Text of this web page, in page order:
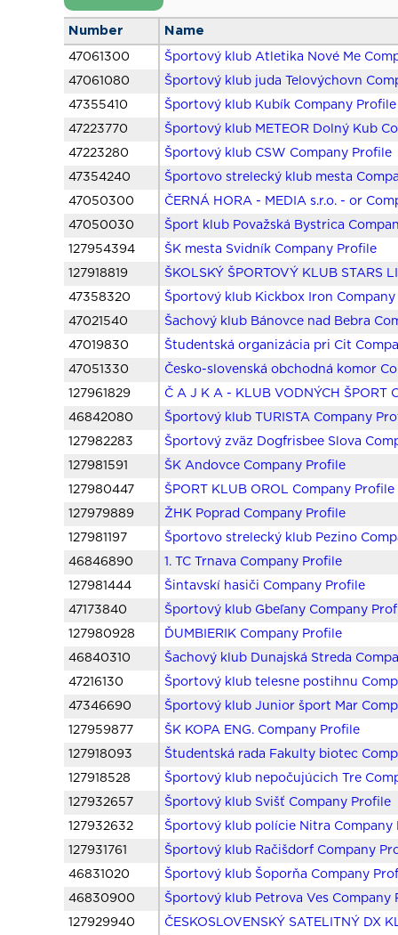
Number Name
47061300
Športový klub Atletika Nové Me
47061080
Športový klub juda Telovýchovn
47355410
Športový klub Kubík Company Profile
47223770
Športový klub METEOR Dolný Kub
47223280
Športový klub CSW Company Profile
47354240
Športovo strelecký klub mesta
47050300
ČERNÁ HORA - MEDIA s.r.o. - or
47050030
Šport klub Považská Bystrica
127954394
ŠK mesta Svidník Company Profile
127918819
ŠKOLSKÝ ŠPORTOVÝ KLUB STARS
47358320
Športový klub Kickbox Iron
47021540
Šachový klub Bánovce nad Bebra
47019830
Študentská organizácia pri Cit
47051330
Česko-slovenská obchodná komor
127961829
Č A J K A - KLUB VODNÝCH ŠPORT
46842080
Športový klub TURISTA Company
127982283
Športový zväz Dogfrisbee Slova
127981591
ŠK Andovce Company Profile
127980447
ŠPORT KLUB OROL Company Profile
127979889
ŽHK Poprad Company Profile
127981197
Športovo strelecký klub Pezino
46846890
1. TC Trnava Company Profile
127981444
Šintavskí hasiči Company Profile
47173840
Športový klub Gbeľany Company
127980928
ĎUMBIERIK Company Profile
46840310
Šachový klub Dunajská Streda
47216130
Športový klub telesne postihnu
47346690
Športový klub Junior šport Mar
127959877
ŠK KOPA ENG. Company Profile
127918093
Študentská rada Fakulty biotec
127918528
Športový klub nepočujúcich Tre
127932657
Športový klub Svišť Company Profile
127932632
Športový klub polície Nitra Company
127931761
Športový klub Račišdorf Company
46831020
Športový klub Šoporňa Company
46830900
Športový klub Petrova Ves Company
127929940
ČESKOSLOVENSKÝ SATELITNÝ DX